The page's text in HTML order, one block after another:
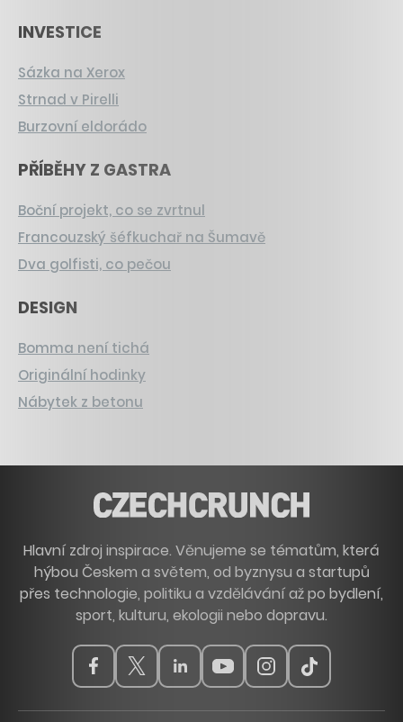
INVESTICE
Sázka na Xerox
Strnad v Pirelli
Burzovní eldorádo
PŘÍBĚHY Z GASTRA
Boční projekt, co se zvrtnul
Francouzský šéfkuchař na Šumavě
Dva golfisti, co pečou
DESIGN
Bomma není tichá
Originální hodinky
Nábytek z betonu
Hlavní zdroj inspirace. Věnujeme se tématům, která
hýbou Českem a světem, od byznysu a startupů
přes technologie, politiku a vzdělávání až po bydlení,
sport, kulturu, ekologii nebo dopravu.